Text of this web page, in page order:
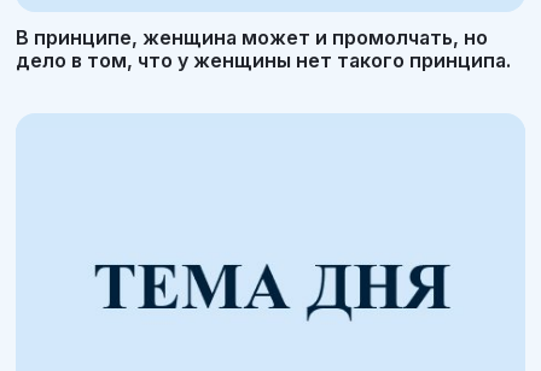
В принципе, женщина может и промолчать, но
дело в том, что у женщины нет такого принципа.